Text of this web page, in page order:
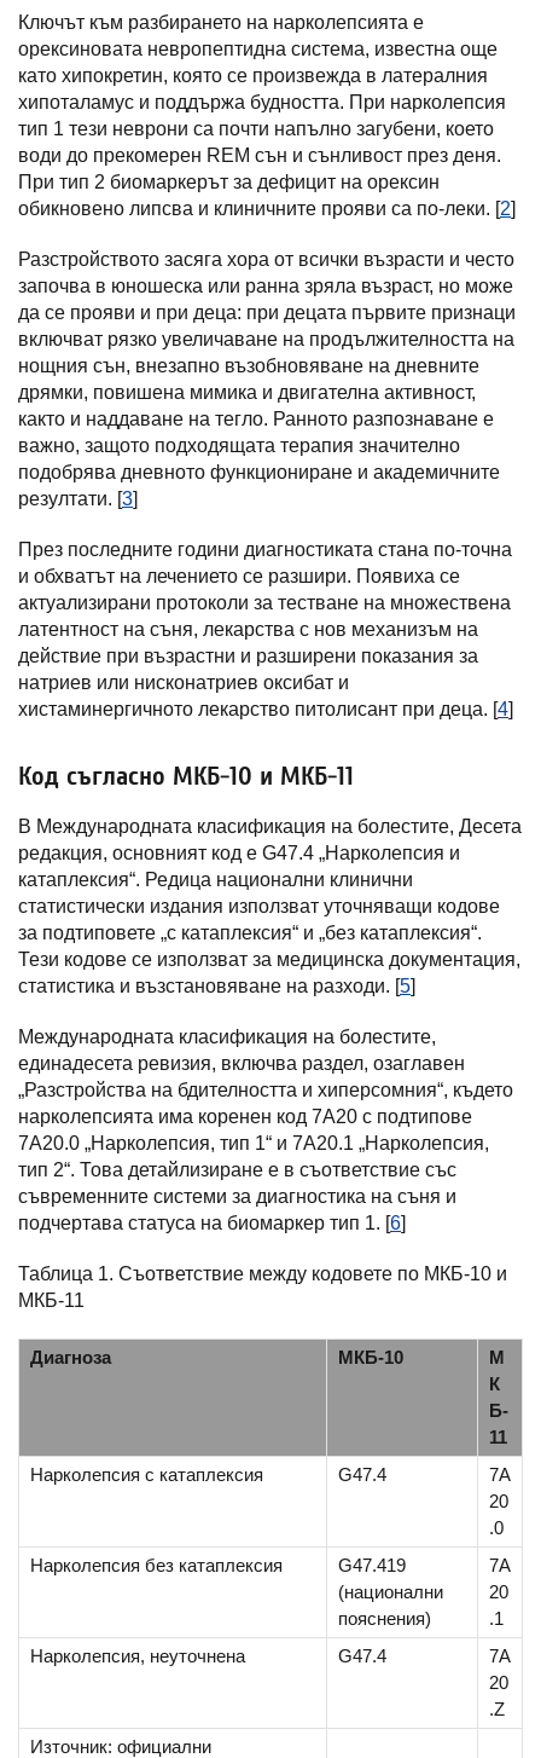
Ключът към разбирането на нарколепсията е
орексиновата невропептидна система, известна още
като хипокретин, която се произвежда в латералния
хипоталамус и поддържа будността. При нарколепсия
тип 1 тези неврони са почти напълно загубени, което
води до прекомерен REM сън и сънливост през деня.
При тип 2 биомаркерът за дефицит на орексин
обикновено липсва и клиничните прояви са по-леки. [2]
Разстройството засяга хора от всички възрасти и често
започва в юношеска или ранна зряла възраст, но може
да се прояви и при деца: при децата първите признаци
включват рязко увеличаване на продължителността на
нощния сън, внезапно възобновяване на дневните
дрямки, повишена мимика и двигателна активност,
както и наддаване на тегло. Ранното разпознаване е
важно, защото подходящата терапия значително
подобрява дневното функциониране и академичните
резултати. [3]
През последните години диагностиката стана по-точна
и обхватът на лечението се разшири. Появиха се
актуализирани протоколи за тестване на множествена
латентност на съня, лекарства с нов механизъм на
действие при възрастни и разширени показания за
натриев или нисконатриев оксибат и
хистаминергичното лекарство питолисант при деца. [4]
Код съгласно МКБ-10 и МКБ-11
В Международната класификация на болестите, Десета
редакция, основният код е G47.4 „Нарколепсия и
катаплексия“. Редица национални клинични
статистически издания използват уточняващи кодове
за подтиповете „с катаплексия“ и „без катаплексия“.
Тези кодове се използват за медицинска документация,
статистика и възстановяване на разходи. [5]
Международната класификация на болестите,
единадесета ревизия, включва раздел, озаглавен
„Разстройства на бдителността и хиперсомния“, където
нарколепсията има коренен код 7A20 с подтипове
7A20.0 „Нарколепсия, тип 1“ и 7A20.1 „Нарколепсия,
тип 2“. Това детайлизиране е в съответствие със
съвременните системи за диагностика на съня и
подчертава статуса на биомаркер тип 1. [6]
Таблица 1. Съответствие между кодовете по МКБ-10 и
МКБ-11
Диагноза МКБ-10
М
К
Б-
11
Нарколепсия с катаплексия
G47.4
7A
20
.0
Нарколепсия без катаплексия
G47.419
(национални
пояснения)
7А
20
.1
Нарколепсия, неуточнена
G47.4
7A
20
.Z
Източник: официални